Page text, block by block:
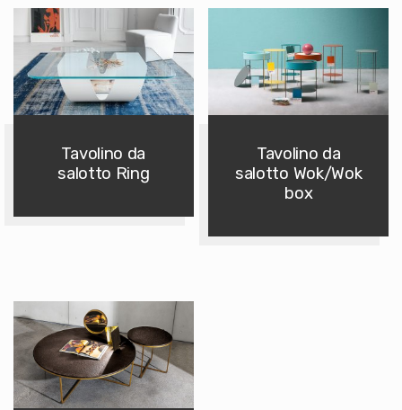
Tavolino da
salotto Ring
Tavolino da
salotto Wok/Wok
box